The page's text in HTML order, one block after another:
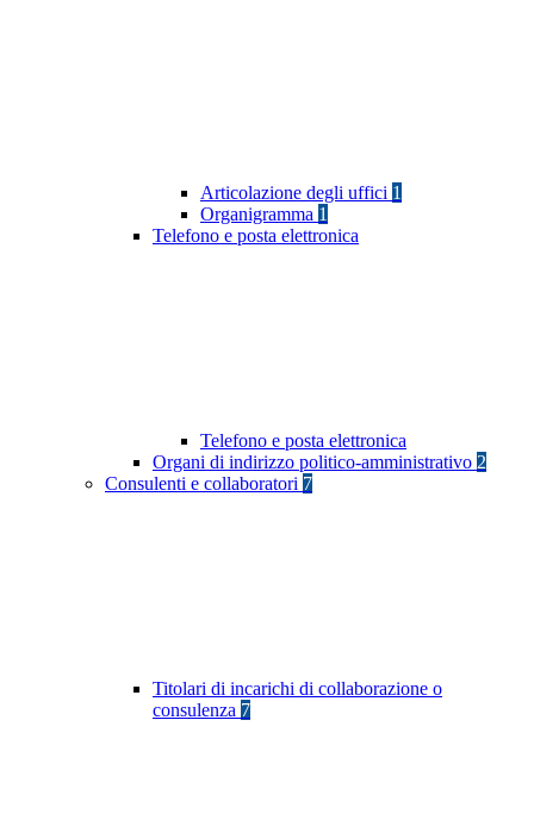
Articolazione degli uffici 1
Organigramma 1
Telefono e posta elettronica
Telefono e posta elettronica
Organi di indirizzo politico-amministrativo 2
Consulenti e collaboratori 7
Titolari di incarichi di collaborazione o
consulenza 7